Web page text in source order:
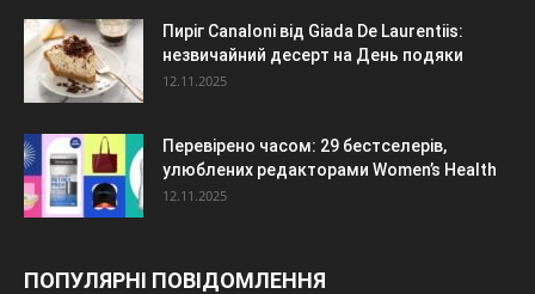
Пиріг Canaloni від Giada De Laurentiis:
незвичайний десерт на День подяки
12.11.2025
Перевірено часом: 29 бестселерів,
улюблених редакторами Women’s Health
12.11.2025
ПОПУЛЯРНІ ПОВІДОМЛЕННЯ